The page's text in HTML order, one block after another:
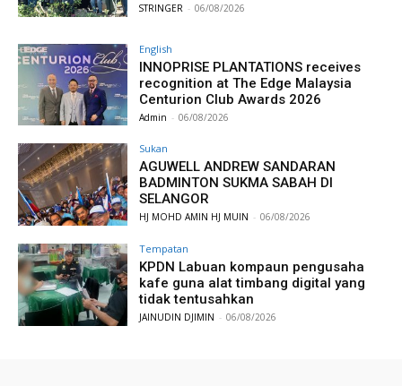
STRINGER - 06/08/2026
English
INNOPRISE PLANTATIONS receives
recognition at The Edge Malaysia
Centurion Club Awards 2026
Admin - 06/08/2026
Sukan
AGUWELL ANDREW SANDARAN
BADMINTON SUKMA SABAH DI
SELANGOR
HJ MOHD AMIN HJ MUIN - 06/08/2026
Tempatan
KPDN Labuan kompaun pengusaha
kafe guna alat timbang digital yang
tidak tentusahkan
JAINUDIN DJIMIN - 06/08/2026